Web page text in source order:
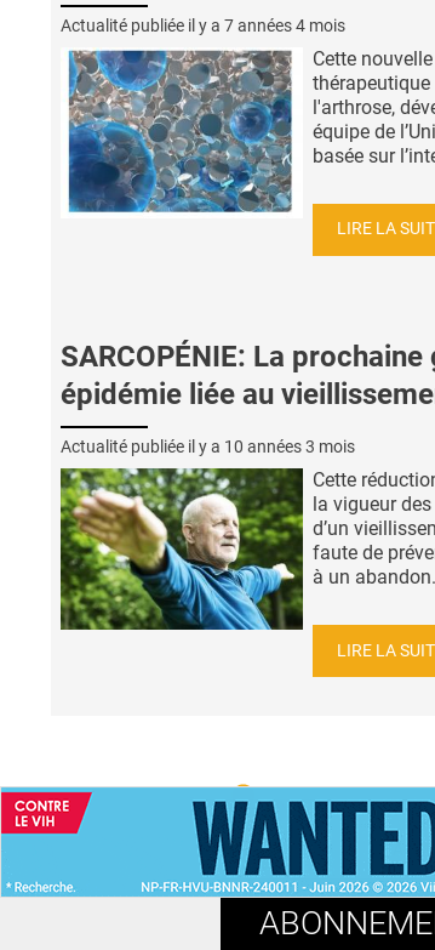
Actualité publiée il y a 7 années 4 mois
Cette
l'arthrose,
équipe de
basée sur
LIRE LA
SARCOPÉNIE: La prochaine
épidémie liée au
Actualité publiée il y a 10 années 3 mois
Cette
la vigueur
d’un
faute de
à un
LIRE LA